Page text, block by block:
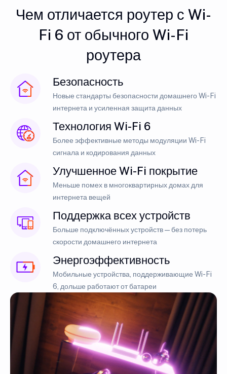
Чем отличается роутер с Wi-
Fi 6 от обычного Wi-Fi
роутера
Безопасность
Новые стандарты безопасности домашнего Wi-Fi
интернета и усиленная защита данных
Технология Wi-Fi 6
Более эффективные методы модуляции Wi-Fi
сигнала и кодирования данных
Улучшенное Wi-Fi покрытие
Меньше помех в многоквартирных домах для
интернета вещей
Поддержка всех устройств
Больше подключённых устройств — без потерь
скорости домашнего интернета
Энергоэффективность
Мобильные устройства, поддерживающие Wi-Fi
6, дольше работают от батареи